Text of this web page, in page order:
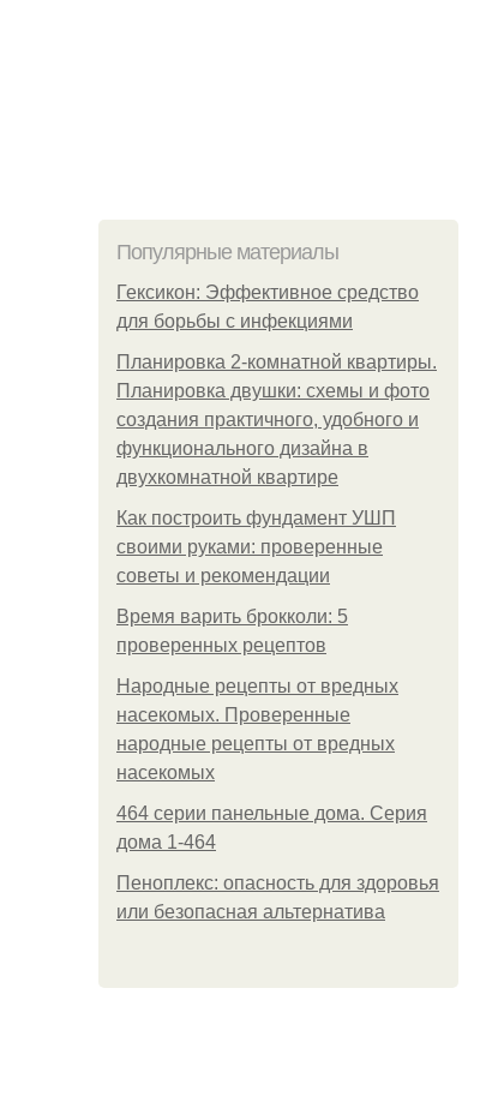
Популярные материалы
Гексикон: Эффективное средство
для борьбы с инфекциями
Планировка 2-комнатной квартиры.
Планировка двушки: схемы и фото
создания практичного, удобного и
функционального дизайна в
двухкомнатной квартире
Как построить фундамент УШП
своими руками: проверенные
советы и рекомендации
Время варить брокколи: 5
проверенных рецептов
Народные рецепты от вредных
насекомых. Проверенные
народные рецепты от вредных
насекомых
464 серии панельные дома. Серия
дома 1-464
Пеноплекс: опасность для здоровья
или безопасная альтернатива